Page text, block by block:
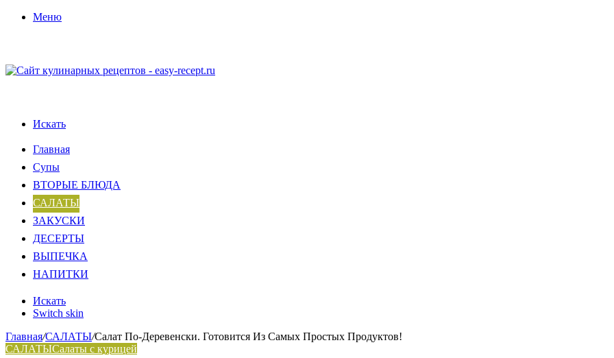
Меню
Искать
Главная
Супы
ВТОРЫЕ БЛЮДА
САЛАТЫ
ЗАКУСКИ
ДЕСЕРТЫ
ВЫПЕЧКА
НАПИТКИ
Искать
Switch skin
Главная/САЛАТЫ/Салат По-Деревенски. Готовится Из Самых Простых Продуктов!
САЛАТЫСалаты с курицей